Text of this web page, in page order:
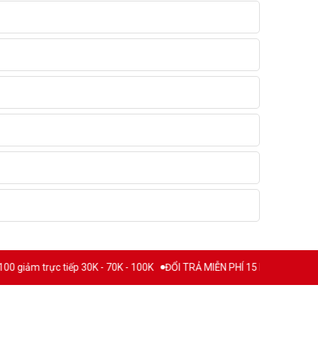
trực tiếp 30K - 70K - 100K ĐỔI TRẢ MIỄN PHÍ 15 NGÀY